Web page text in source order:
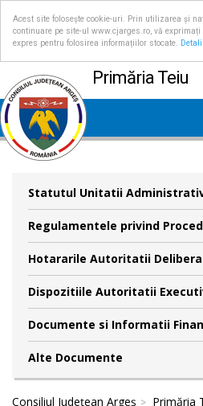
Acest site folosește cookie-uri. Prin utilizarea și
continuare pe site-ul www.cjarges.ro, vă exprimați
expres pentru folosirea informațiilor stocate.
Detalii
Primăria Teiu
Statutul Unitatii
Regulamentele privind
Hotararile Autoritatii
Dispozitiile Autoritatii
Documente si Informatii
Alte Documente
Consiliul Județean Argeș
Primăria